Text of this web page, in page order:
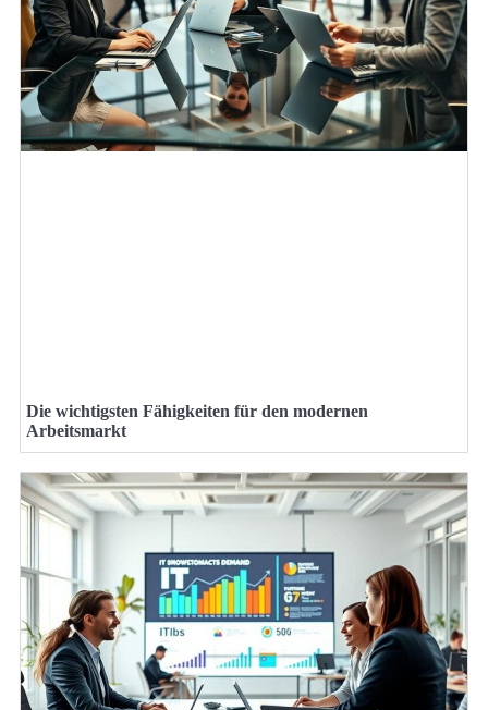
Die wichtigsten Fähigkeiten für den modernen
Arbeitsmarkt